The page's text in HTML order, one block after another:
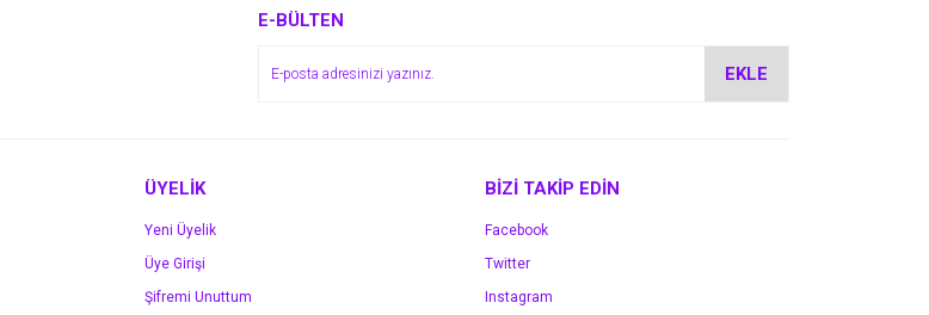
E-BÜLTEN
EKLE
ÜYELİK
Yeni Üyelik
Üye Girişi
Şifremi Unuttum
BİZİ TAKİP EDİN
Facebook
Twitter
Instagram